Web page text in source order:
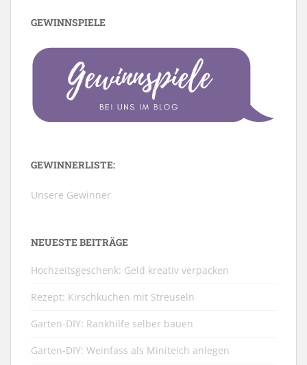
GEWINNSPIELE
GEWINNERLISTE:
Unsere Gewinner
NEUESTE BEITRÄGE
Hochzeitsgeschenk: Geld kreativ verpacken
Rezept: Kirschkuchen mit Streuseln
Garten-DIY: Rankhilfe selber bauen
Garten-DIY: Weinfass als Miniteich anlegen